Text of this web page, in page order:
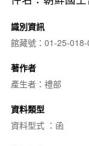
識別資訊
館藏號：01-25-
著作者
產生者：禮部
資料類型
資料型式 ：函